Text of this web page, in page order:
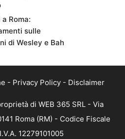
Roma:
sulle
di Wesley e Bah
- Privacy Policy - Disclaimer
di WEB 365 SRL - Via
Roma (RM) - Codice Fiscale
12279101005